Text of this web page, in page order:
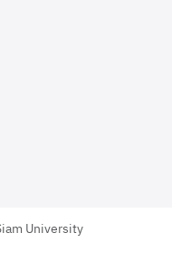
University